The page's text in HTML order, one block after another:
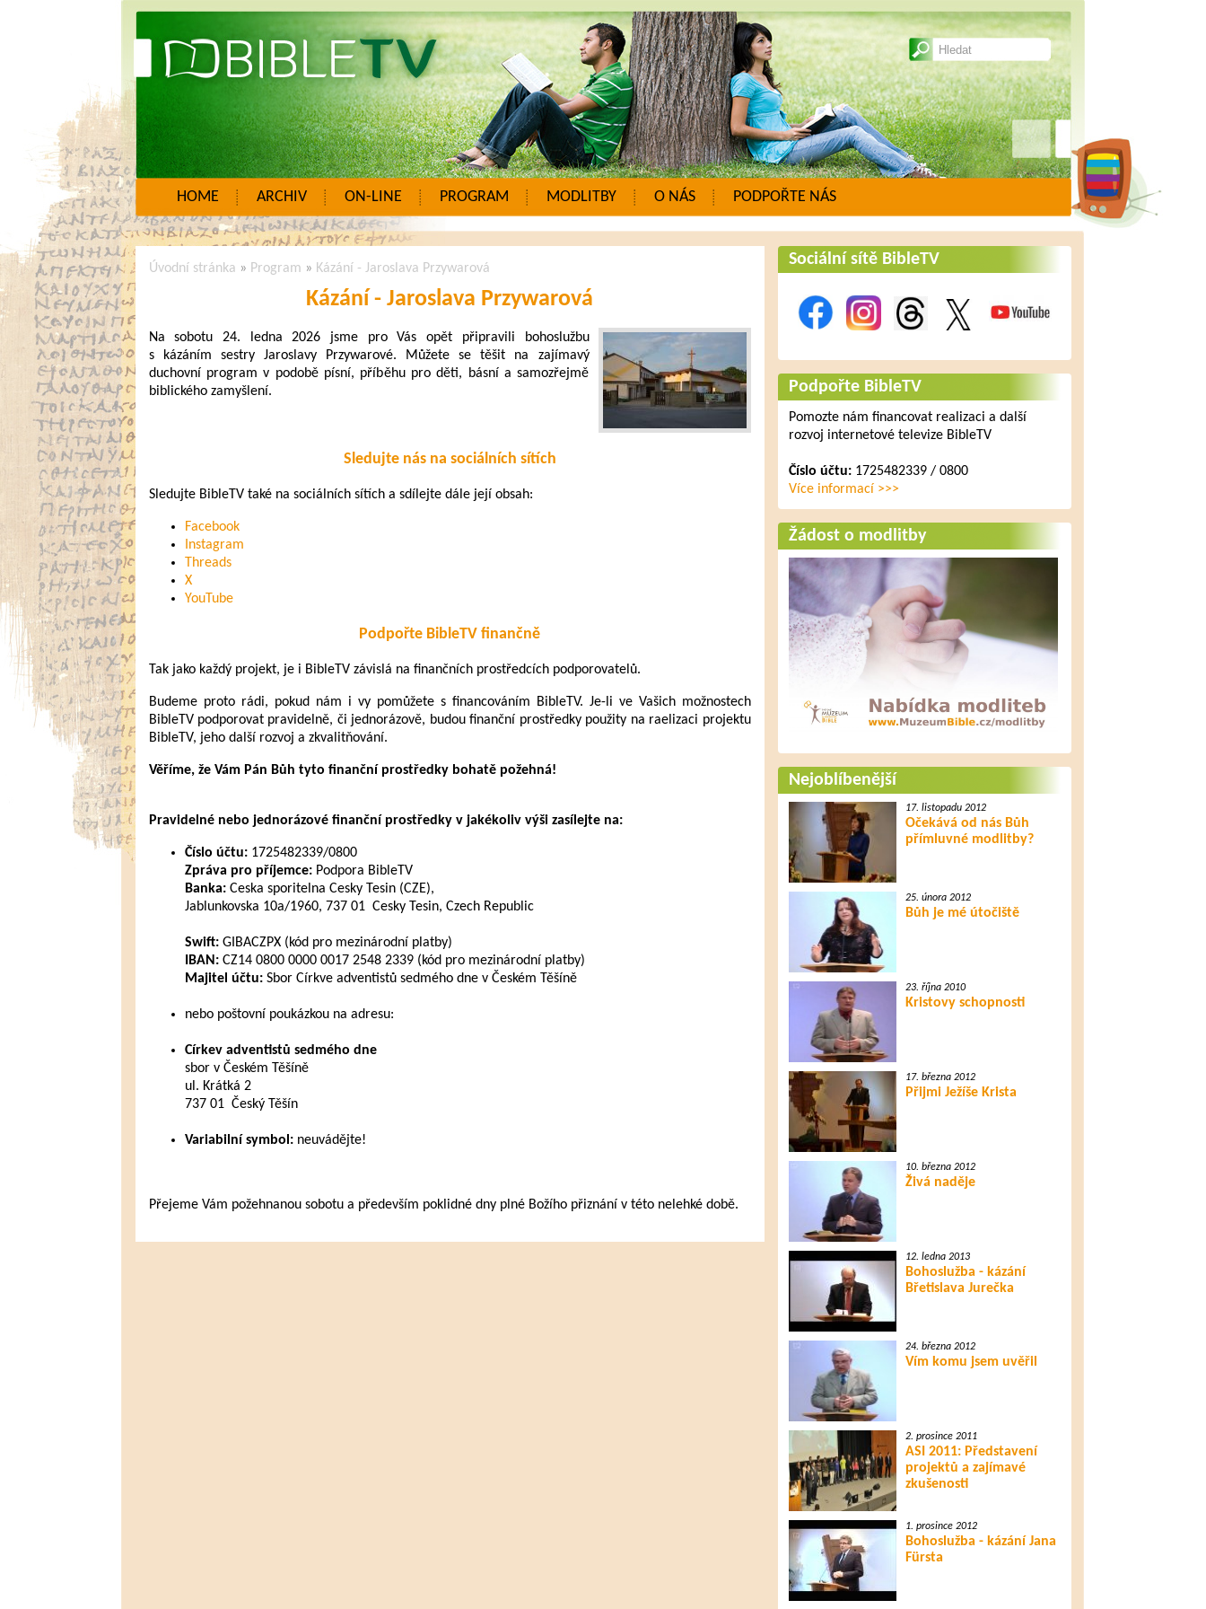
HOME ARCHIV ON-LINE PROGRAM MODLITBY O NÁS PODPOŘTE NÁS
Úvodní stránka » Program » Kázání - Jaroslava Przywarová
Kázání - Jaroslava Przywarová
Na sobotu 24. ledna 2026 jsme pro Vás opět připravili bohoslužbu
s kázáním sestry Jaroslavy Przywarové. Můžete se těšit na zajímavý
duchovní program v podobě písní, příběhu pro děti, básní a samozřejmě
biblického zamyšlení.
Sledujte nás na sociálních sítích
Sledujte BibleTV také na sociálních sítích a sdílejte dále její obsah:
Facebook
Instagram
Threads
X
YouTube
Podpořte BibleTV finančně
Tak jako každý projekt, je i BibleTV závislá na finančních prostředcích podporovatelů.
Budeme proto rádi, pokud nám i vy pomůžete s financováním BibleTV. Je-li ve Vašich možnostech
BibleTV podporovat pravidelně, či jednorázově, budou finanční prostředky použity na raelizaci projektu
BibleTV, jeho další rozvoj a zkvalitňování.
Věříme, že Vám Pán Bůh tyto finanční prostředky bohatě požehná!
Pravidelné nebo jednorázové finanční prostředky v jakékoliv výši zasílejte na:
Číslo účtu:1725482339/0800
Zpráva pro příjemce:Podpora BibleTV
Banka:Ceska sporitelna Cesky Tesin (CZE),
Jablunkovska 10a/1960, 737 01 Cesky Tesin, Czech Republic
Swift:GIBACZPX (kód pro mezinárodní platby)
IBAN:CZ14 0800 0000 0017 2548 2339 (kód pro mezinárodní platby)
Majitel účtu:Sbor Církve adventistů sedmého dne v Českém Těšíně
nebo poštovní poukázkou na adresu:
Církev adventistů sedmého dne
sbor v Českém Těšíně
ul. Krátká 2
737 01 Český Těšín
Variabilní symbol: neuvádějte!
Přejeme Vám požehnanou sobotu a především poklidné dny plné Božího přiznání v této nelehké době.
Sociální sítě BibleTV
Podpořte BibleTV
Pomozte nám financovat realizaci a další
rozvoj internetové televize BibleTV
Číslo účtu:1725482339 / 0800
Více informací >>>
Žádost o modlitby
Nejoblíbenější
17. listopadu 2012
Očekává od nás Bůh
přímluvné modlitby?
25. února 2012
Bůh je mé útočiště
23. října 2010
Kristovy schopnosti
17. března 2012
Přijmi Ježíše Krista
10. března 2012
Živá naděje
12. ledna 2013
Bohoslužba - kázání
Břetislava Jurečka
24. března 2012
Vím komu jsem uvěřil
2. prosince 2011
ASI 2011: Představení
projektů a zajímavé
zkušenosti
1. prosince 2012
Bohoslužba - kázání Jana
Fürsta